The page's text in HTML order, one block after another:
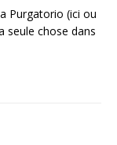
Purgatorio (ici ou
seule chose dans